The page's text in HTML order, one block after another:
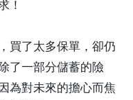
！
買了太多保單，卻仍
了一部分儲蓄的險
為對未來的擔心而焦